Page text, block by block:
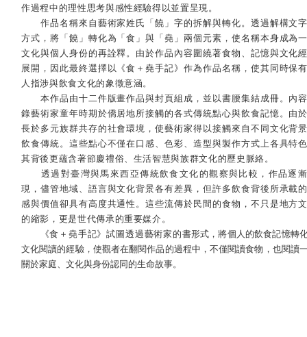
作過程中的理性思考與感性經驗得以並置呈現。
作品名稱來自藝術家姓氏「饒」字的拆解與轉化。透過解構文
方式，將「饒」轉化為「食」與「堯」兩個元素，使名稱本身成為
文化與個人身份的再詮釋。由於作品內容圍繞著食物、記憶與文化
展開，因此最終選擇以《食＋堯手記》作為作品名稱，使其同時保
人指涉與飲食文化的象徵意涵。
本作品由十二件版畫作品與封頁組成，並以書腰集結成冊。內
錄藝術家童年時期於僑居地所接觸的各式傳統點心與飲食記憶。由
長於多元族群共存的社會環境，使藝術家得以接觸來自不同文化背
飲食傳統。這些點心不僅在口感、色彩、造型與製作方式上各具特
其背後更蘊含著節慶禮俗、生活智慧與族群文化的歷史脈絡。
透過對臺灣與馬來西亞傳統飲食文化的觀察與比較，作品逐
現，儘管地域、語言與文化背景各有差異，但許多飲食背後所承載
感與價值卻具有高度共通性。這些流傳於民間的食物，不只是地方
的縮影，更是世代傳承的重要媒介。
《食＋堯手記》試圖透過藝術家的書形式，將個人的飲食記憶轉
文化閱讀的經驗，使觀者在翻閱作品的過程中，不僅閱讀食物，也閱讀
關於家庭、文化與身份認同的生命故事。